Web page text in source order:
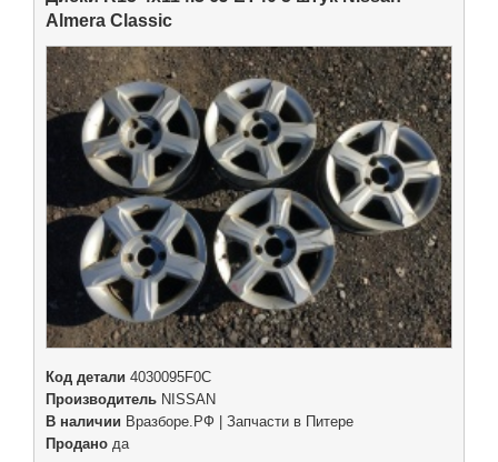
Almera Classic
Код детали 4030095F0C
Производитель NISSAN
В наличии Вразборе.РФ | Запчасти в Питере
Продано да